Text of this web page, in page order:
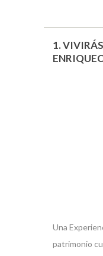
1.
Una
patrimonio